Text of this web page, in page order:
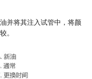
并将其注入试管中，将颜
。